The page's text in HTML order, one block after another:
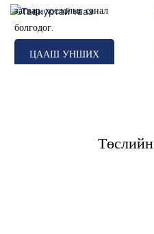
загвар, хослолыг санал
болгодог.
ЦААШ УНШИХ